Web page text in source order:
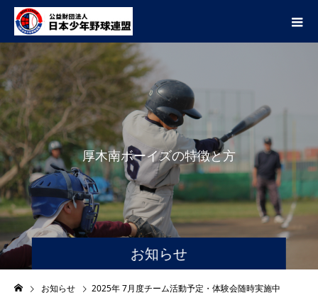
お知らせ
厚木南ボーイズの特徴と方針
お知らせ 2025年 7月度チーム活動予定・体験会随時実施中